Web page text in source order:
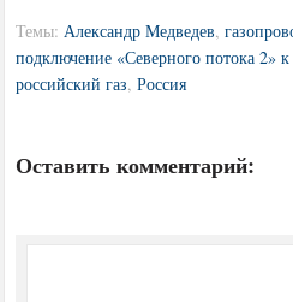
Темы:Александр Медведев,
подключение «Северного потока 2»
российский газ,Россия
Оставить комментарий: